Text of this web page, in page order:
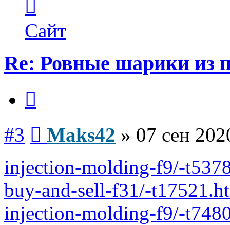
пользователя
Maks42
Сайт
Re: Ровные шарики из
#3 Maks42 » 07 сен
injection-molding-f9/-
buy-and-sell-f31/-
injection-molding-f9/-